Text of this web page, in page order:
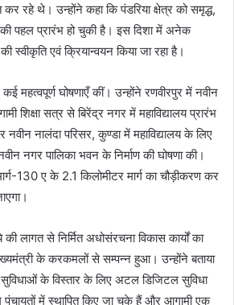
रहे थे। उन्होंने कहा कि पंडरिया क्षेत्र को समृद्ध,
पहल प्रारंभ हो चुकी है। इस दिशा में अनेक
स्वीकृति एवं क्रियान्वयन किया जा रहा है।
महत्वपूर्ण घोषणाएँ कीं। उन्होंने रणवीरपुर में नवीन
शिक्षा सत्र से बिरेंद्र नगर में महाविद्यालय प्रारंभ
नालंदा परिसर, कुण्डा में महाविद्यालय के लिए
नगर पालिका भवन के निर्माण की घोषणा की।
130 ए के 2.1 किलोमीटर मार्ग का चौड़ीकरण कर
लागत से निर्मित अधोसंरचना विकास कार्यों का
के करकमलों से सम्पन्न हुआ। उन्होंने बताया
के विस्तार के लिए अटल डिजिटल सुविधा
में स्थापित किए जा चुके हैं और आगामी एक